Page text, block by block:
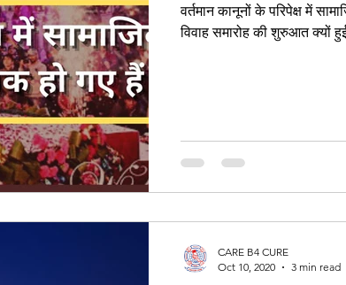
वर्तमान कानूनों के परिपेक्ष में
विवाह समारोह की शुरुआत क्यों
CARE B4 CURE
Oct 10, 2020
3 min read